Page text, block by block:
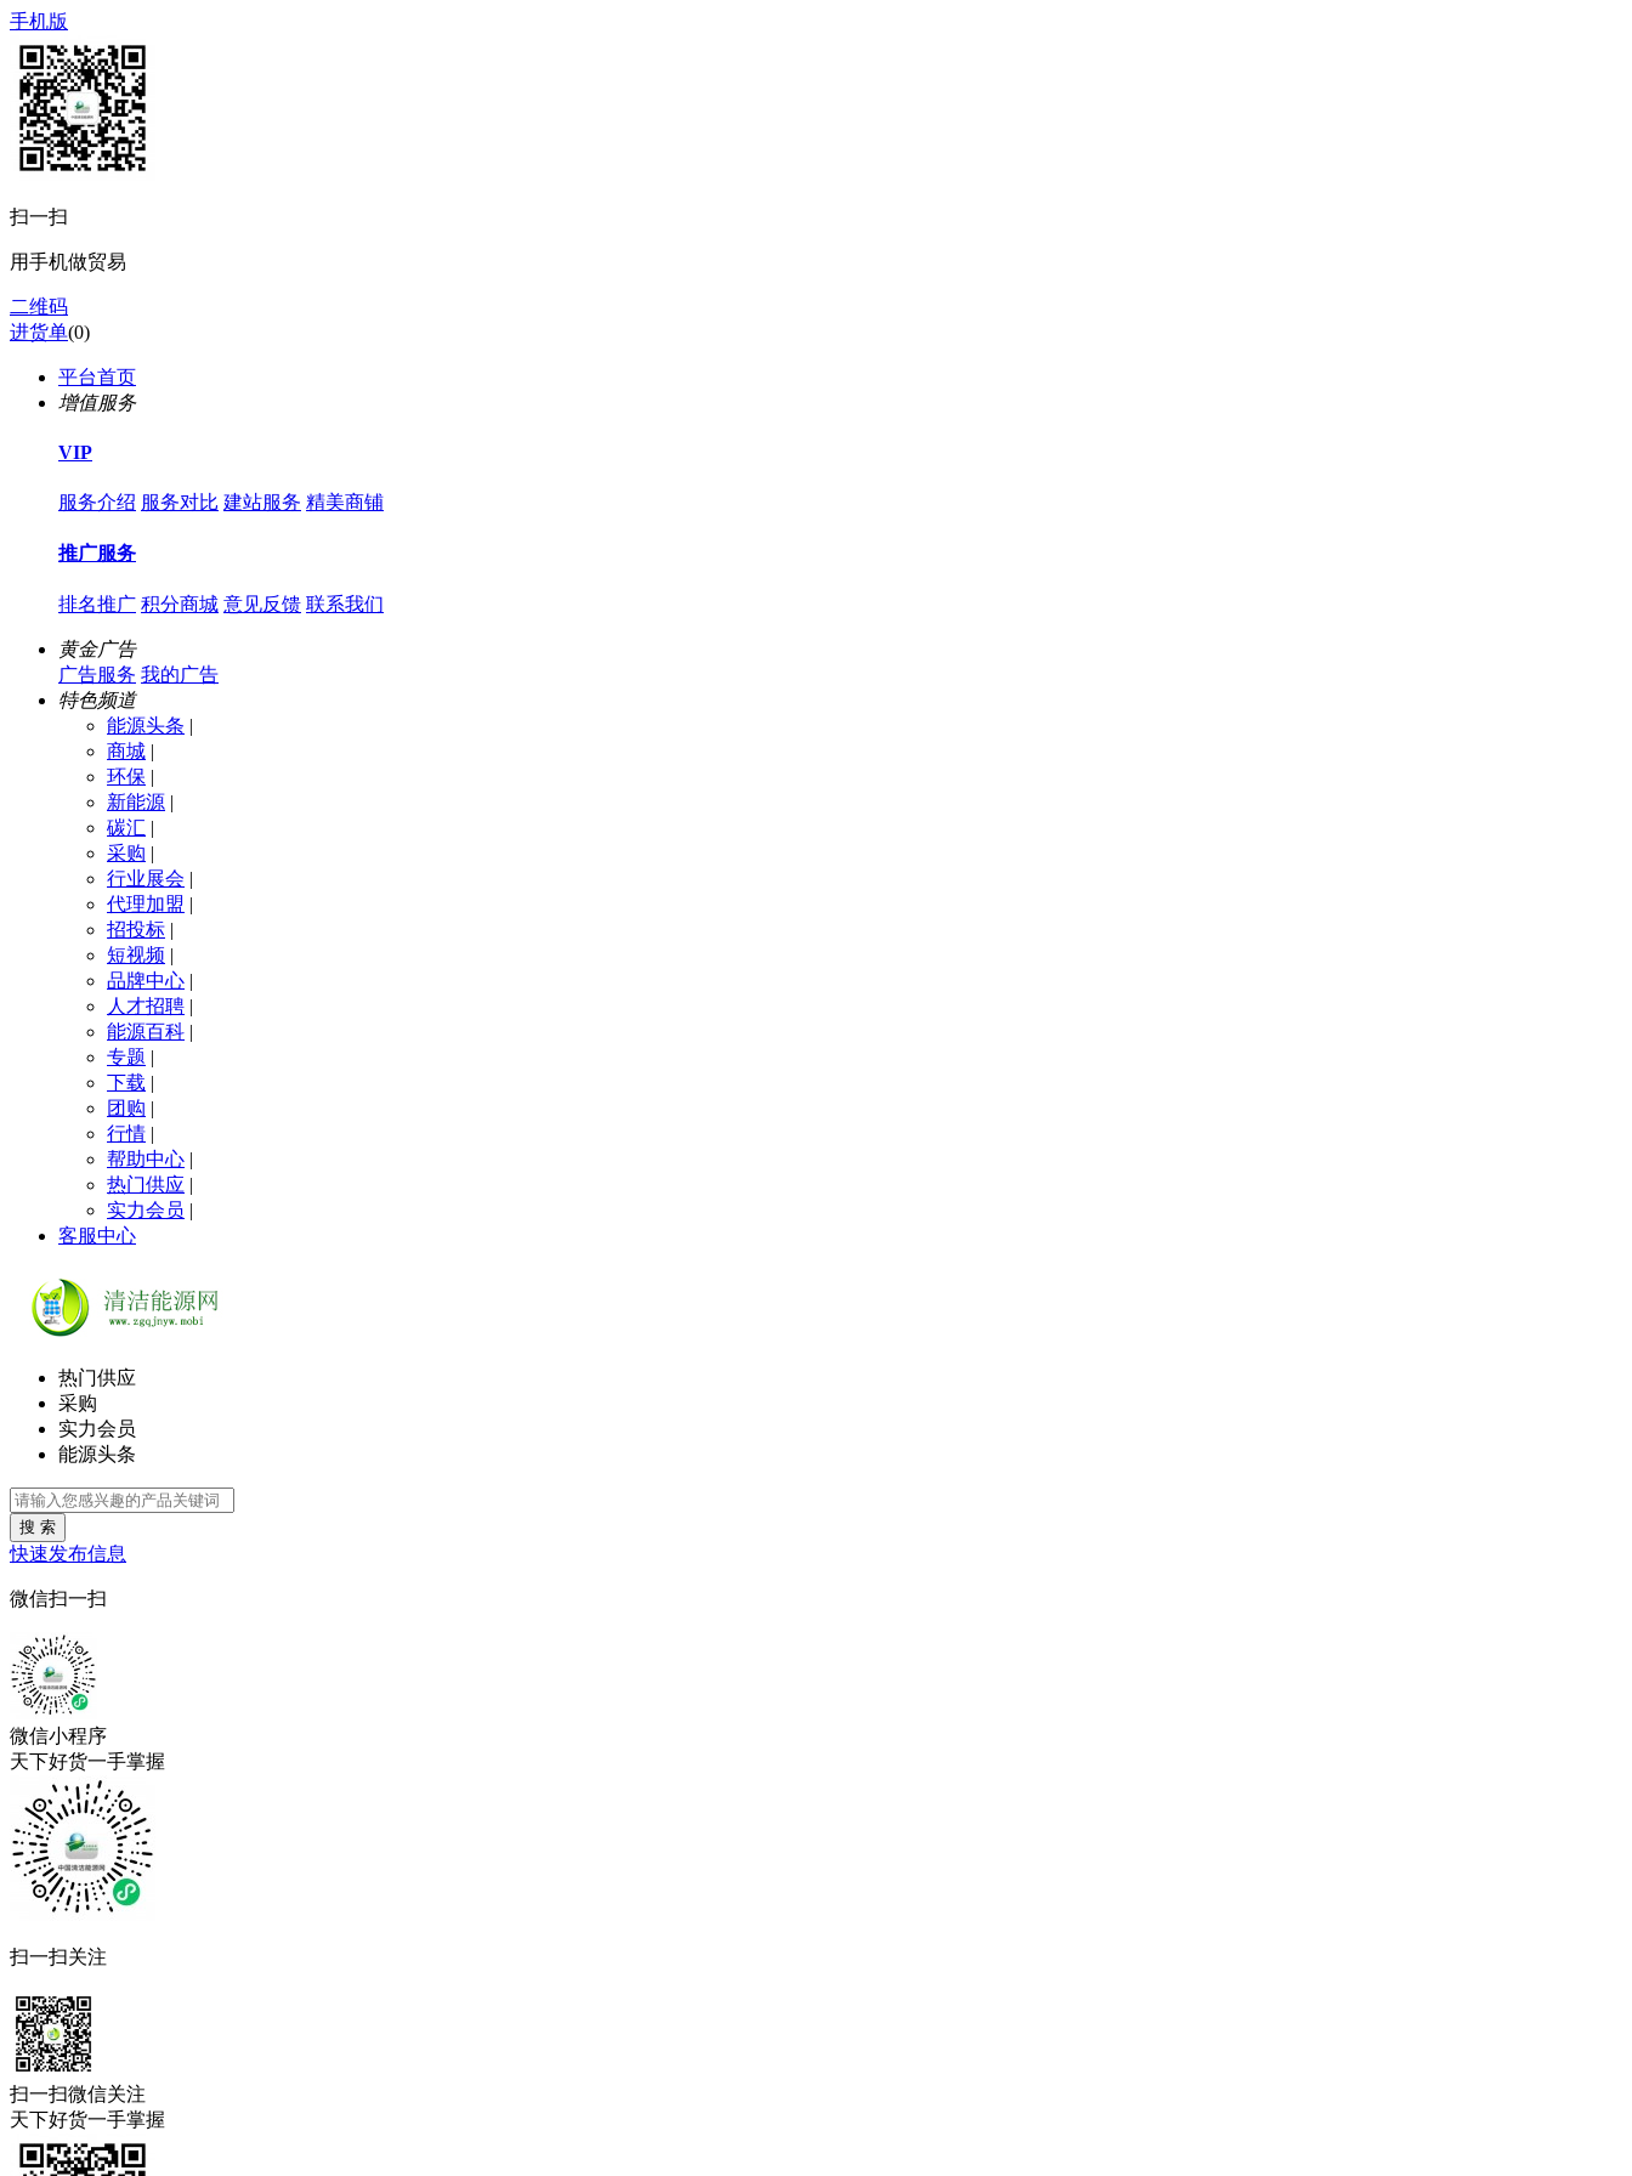
手机版
扫一扫
用手机做贸易
二维码
进货单(0)
平台首页
增值服务
VIP
服务介绍 服务对比 建站服务 精美商铺
推广服务
排名推广 积分商城 意见反馈 联系我们
黄金广告
广告服务 我的广告
特色频道
能源头条 |
商城 |
环保 |
新能源 |
碳汇 |
采购 |
行业展会 |
代理加盟 |
招投标 |
短视频 |
品牌中心 |
人才招聘 |
能源百科 |
专题 |
下载 |
团购 |
行情 |
帮助中心 |
热门供应 |
实力会员 |
客服中心
热门供应
采购
实力会员
能源头条
搜 索
快速发布信息
微信扫一扫
微信小程序
天下好货一手掌握
扫一扫关注
扫一扫微信关注
天下好货一手掌握